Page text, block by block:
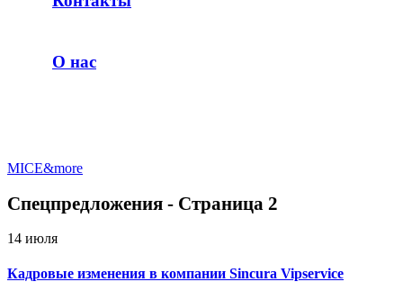
О нас
MICE&more
Спецпредложения - Страница 2
14 июля
Кадровые изменения в компании Sincura Vipservice